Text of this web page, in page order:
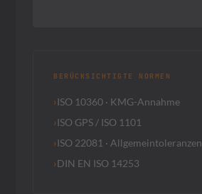
BERÜCKSICHTIGTE NORMEN
ISO 10360 · KMG-Annahme
ISO GPS / ISO 1101
ISO 22081 · Allgemeintoleranzen
DIN EN ISO 14253